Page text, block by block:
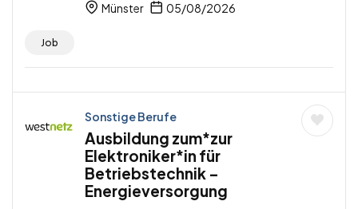
Münster 05/08/2026
Job
Sonstige Berufe
Ausbildung zum*zur
Elektroniker*in für
Betriebstechnik –
Energieversorgung